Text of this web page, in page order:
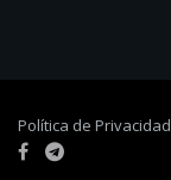
Política de Privacidad